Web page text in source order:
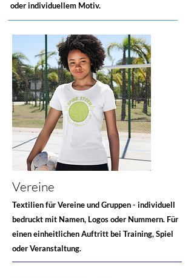
oder individuellem Motiv.
Vereine
Textilien für Vereine und Gruppen - individuell
bedruckt mit Namen, Logos oder Nummern. Für
einen einheitlichen Auftritt bei Training, Spiel
oder Veranstaltung.